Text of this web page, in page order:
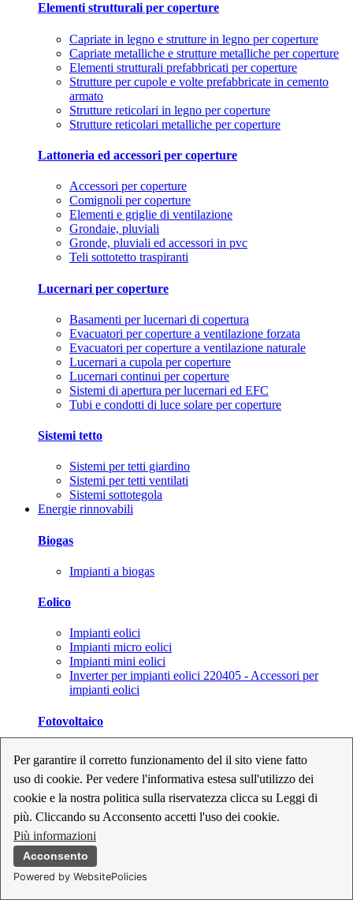
Per garantire il corretto funzionamento del il sito viene fatto
uso di cookie. Per vedere l'informativa estesa sull'utilizzo dei
cookie e la nostra politica sulla riservatezza clicca su Leggi di
più. Cliccando su Acconsento accetti l'uso dei cookie.
Più informazioni
Acconsento
Powered by WebsitePolicies
Elementi strutturali per coperture
Capriate in legno e strutture in legno per coperture
Capriate metalliche e strutture metalliche per coperture
Elementi strutturali prefabbricati per coperture
Strutture per cupole e volte prefabbricate in cemento
armato
Strutture reticolari in legno per coperture
Strutture reticolari metalliche per coperture
Lattoneria ed accessori per coperture
Accessori per coperture
Comignoli per coperture
Elementi e griglie di ventilazione
Grondaie, pluviali
Gronde, pluviali ed accessori in pvc
Teli sottotetto traspiranti
Lucernari per coperture
Basamenti per lucernari di copertura
Evacuatori per coperture a ventilazione forzata
Evacuatori per coperture a ventilazione naturale
Lucernari a cupola per coperture
Lucernari continui per coperture
Sistemi di apertura per lucernari ed EFC
Tubi e condotti di luce solare per coperture
Sistemi tetto
Sistemi per tetti giardino
Sistemi per tetti ventilati
Sistemi sottotegola
Energie rinnovabili
Biogas
Impianti a biogas
Eolico
Impianti eolici
Impianti micro eolici
Impianti mini eolici
Inverter per impianti eolici 220405 - Accessori per
impianti eolici
Fotovoltaico
Inverter per impianti fotovoltaici
Kit per impianti fotovoltaici
Moduli fotovoltaici
Sistemi di monitoraggio per impianti fotovoltaici
Strumenti di collaudo e configurazione per impianti
fotovoltaici
Supporti per impianti fotovoltaici
Geotermia